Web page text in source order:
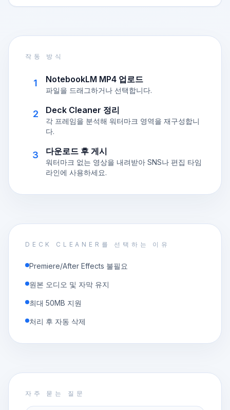
작동 방식
1 NotebookLM MP4 업로드
파일을 드래그하거나 선택합니다.
2 Deck Cleaner 정리
각 프레임을 분석해 워터마크 영역을 재구성합니
다.
3 다운로드 후 게시
워터마크 없는 영상을 내려받아 SNS나 편집 타임
라인에 사용하세요.
DECK CLEANER를 선택하는 이유
Premiere/After Effects 불필요
원본 오디오 및 자막 유지
최대 50MB 지원
처리 후 자동 삭제
자주 묻는 질문